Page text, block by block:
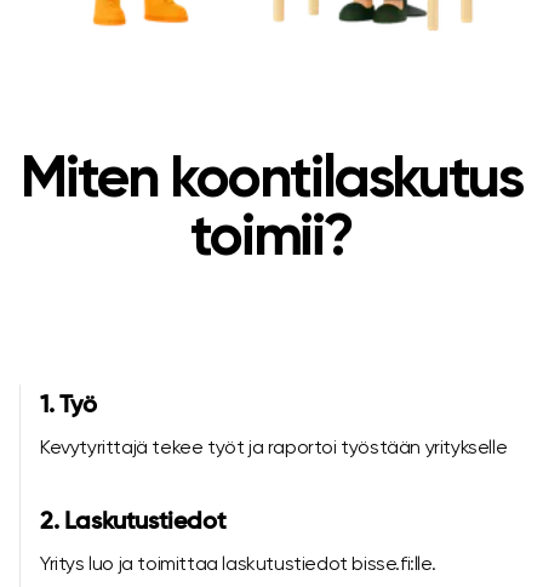
Miten koontilaskutus
toimii?
1. Työ
Kevytyrittajä tekee työt ja raportoi työstään yritykselle
2. Laskutustiedot
Yritys luo ja toimittaa laskutustiedot bisse.fi:lle.